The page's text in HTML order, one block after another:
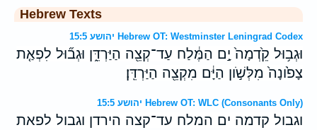
Hebrew Texts
יהושע 15:5 Hebrew OT: Westminster Leningrad Codex
וּגְב֥וּל קֵ֙דְמָה֙ יָ֣ם הַמֶּ֔לַח עַד־קְצֵ֖ה הַיַּרְדֵּ֑ן וּגְב֞וּל לִפְאַ֤ת
צָפֹ֙ונָה֙ מִלְּשֹׁ֣ון הַיָּ֔ם מִקְצֵ֖ה הַיַּרְדֵּֽן׃
יהושע 15:5 Hebrew OT: WLC (Consonants Only)
וגבול קדמה ים המלח עד־קצה הירדן וגבול לפאת